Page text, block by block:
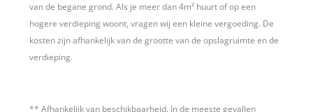
van de begane grond. Als je meer dan 4m² huurt of op een
hogere verdieping woont, vragen wij een kleine vergoeding. De
kosten zijn afhankelijk van de grootte van de opslagruimte en de
verdieping.
**Afhankelijk van beschikbaarheid. In de meeste gevallen